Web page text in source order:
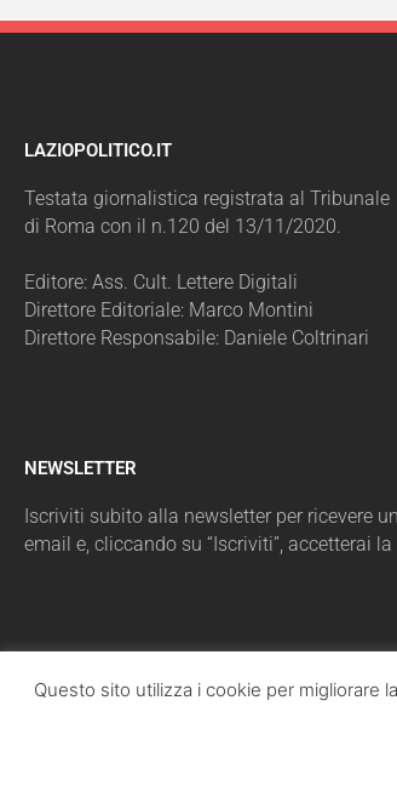
LAZIOPOLITICO.IT
Testata giornalistica registrata al Tribunale
di Roma con il n.120 del 13/11/2020.
Editore: Ass. Cult. Lettere Digitali
Direttore Editoriale: Marco Montini
Direttore Responsabile: Daniele Coltrinari
NEWSLETTER
Iscriviti subito alla newsletter per ricevere
email e, cliccando su “Iscriviti”, accetterai
Questo sito utilizza i cookie per migliorare